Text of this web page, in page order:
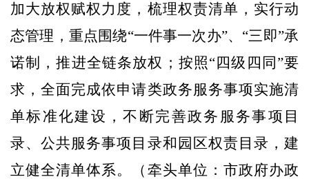
加大放权赋权力度，梳理权责清单，实行动
态管理，重点围绕“一件事一次办”、“三即”承
诺制，推进全链条放权；按照“四级四同”要
求，全面完成依申请类政务服务事项实施清
单标准化建设，不断完善政务服务事项目
录、公共服务事项目录和园区权责目录，建
立健全清单体系。
（牵头单位：市政府办政